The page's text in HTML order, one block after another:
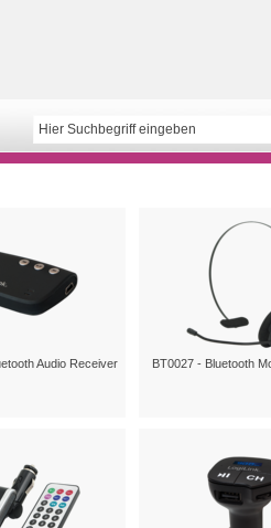
Audio Receiver BT0027 - Bluetooth